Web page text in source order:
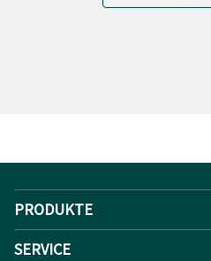
PRODUKTE
SERVICE